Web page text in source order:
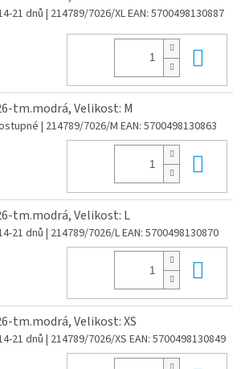
21 dnů| 214789/7026/XLEAN: 5700498130887
tm.modrá, Velikost: M
| 214789/7026/M EAN: 5700498130863
tm.modrá, Velikost: L
21 dnů| 214789/7026/LEAN: 5700498130870
tm.modrá, Velikost: XS
21 dnů| 214789/7026/XS EAN: 5700498130849